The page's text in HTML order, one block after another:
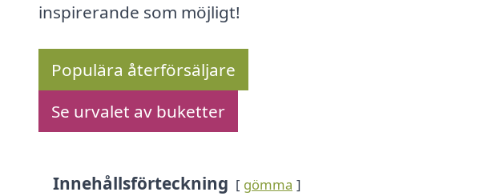
inspirerande som möjligt!
Populära återförsäljare
Se urvalet av buketter
Innehållsförteckning gömma